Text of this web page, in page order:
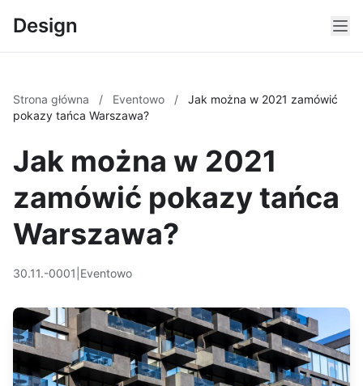
Design
Strona główna / Eventowo /
Jak można w 2021 zamówić
pokazy tańca Warszawa?
Jak można w 2021
zamówić pokazy tańca
Warszawa?
30.11.-0001 Eventowo